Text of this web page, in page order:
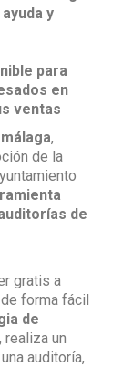
y
para
en
ventas
,
de la
de
gratis a
forma fácil
de
realiza un
auditoría,